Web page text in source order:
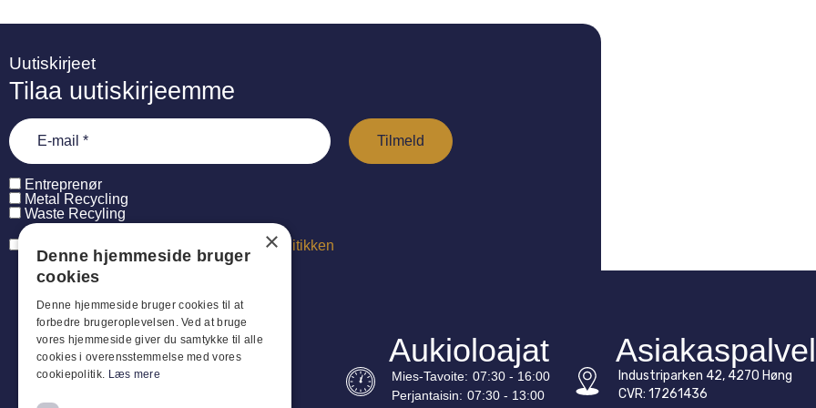
Uutiskirjeet
Tilaa uutiskirjeemme
Entreprenør
Metal Recycling
Waste Recyling
persondatapolitikken
Aukioloajat
Mies-Tavoite: 07:30 - 16:00
Perjantaisin: 07:30 - 13:00
Industriparken 42, 4270 Høng
CVR: 17261436
×
Denne hjemmeside bruger
cookies
Denne hjemmeside bruger cookies til at
forbedre brugeroplevelsen. Ved at bruge
vores hjemmeside giver du samtykke til alle
cookies i overensstemmelse med vores
cookiepolitik. Læs mere